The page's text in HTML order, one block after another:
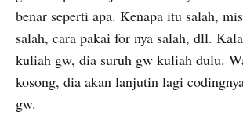
benar seperti apa. Kenapa itu salah,
salah, cara pakai for nya salah, dll.
kuliah gw, dia suruh gw kuliah dulu.
kosong, dia akan lanjutin lagi
gw.